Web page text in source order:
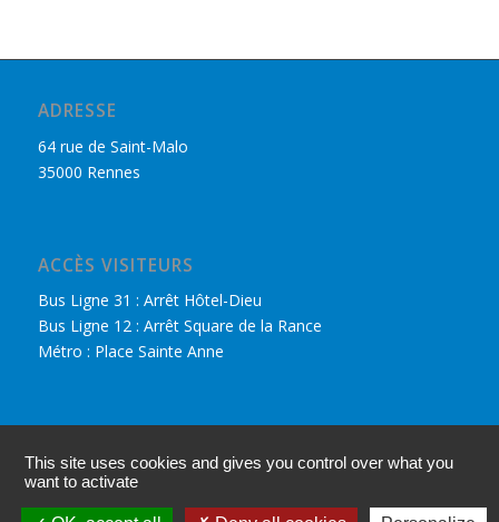
ADRESSE
64 rue de Saint-Malo
35000 Rennes
ACCÈS VISITEURS
Bus Ligne 31 : Arrêt Hôtel-Dieu
Bus Ligne 12 : Arrêt Square de la Rance
Métro : Place Sainte Anne
Nous retrouver sur Facebook
Accès adhérents
This site uses cookies and gives you control over what you
want to activate